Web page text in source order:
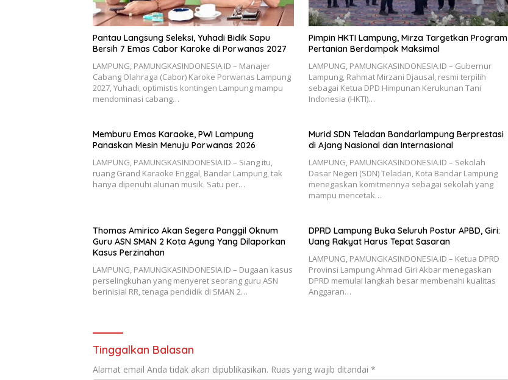
Pantau Langsung Seleksi, Yuhadi Bidik Sapu
Bersih 7 Emas Cabor Karoke di Porwanas 2027
LAMPUNG, PAMUNGKASINDONESIA.ID – Manajer
Cabang Olahraga (Cabor) Karoke Porwanas Lampung
2027, Yuhadi, optimistis kontingen Lampung mampu
mendominasi cabang…
Pimpin HKTI Lampung, Mirza Targetkan Program
Pertanian Berdampak Maksimal
LAMPUNG, PAMUNGKASINDONESIA.ID – Gubernur
Lampung, Rahmat Mirzani Djausal, resmi terpilih
sebagai Ketua DPD Himpunan Kerukunan Tani
Indonesia (HKTI)…
Memburu Emas Karaoke, PWI Lampung
Panaskan Mesin Menuju Porwanas 2026
LAMPUNG, PAMUNGKASINDONESIA.ID – Siang itu,
ruang Grand Karaoke Enggal, Bandar Lampung, tak
hanya dipenuhi alunan musik. Satu per…
Murid SDN Teladan Bandarlampung Berprestasi
di Ajang Nasional dan Internasional
LAMPUNG, PAMUNGKASINDONESIA.ID – Sekolah
Dasar Negeri (SDN) Teladan, Kota Bandar Lampung
menegaskan komitmennya sebagai sekolah yang
mampu mencetak…
Thomas Amirico Akan Segera Panggil Oknum
Guru ASN SMAN 2 Kota Agung Yang Dilaporkan
Kasus Perzinahan
LAMPUNG, PAMUNGKASINDONESIA.ID – Dugaan kasus
perselingkuhan yang menyeret seorang guru ASN
berinisial RR, tenaga pendidik di SMAN 2…
DPRD Lampung Buka Seluruh Postur APBD, Giri:
Uang Rakyat Harus Tepat Sasaran
LAMPUNG, PAMUNGKASINDONESIA.ID – Ketua DPRD
Provinsi Lampung Ahmad Giri Akbar menegaskan
DPRD memulai langkah besar membenahi kualitas
Anggaran…
Tinggalkan Balasan
Alamat email Anda tidak akan dipublikasikan. Ruas yang wajib ditandai *